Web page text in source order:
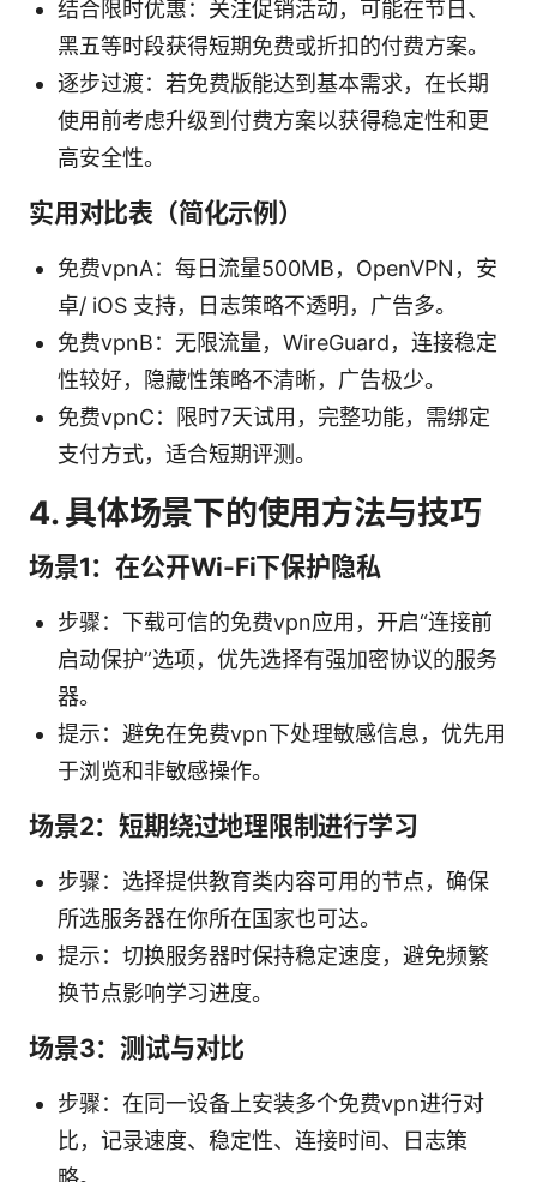
结合限时优惠：关注促销活动，可能在节日、
黑五等时段获得短期免费或折扣的付费方案。
逐步过渡：若免费版能达到基本需求，在长期
使用前考虑升级到付费方案以获得稳定性和更
高安全性。
实用对比表（简化示例）
免费vpnA：每日流量500MB，OpenVPN，安
卓/ iOS 支持，日志策略不透明，广告多。
免费vpnB：无限流量，WireGuard，连接稳定
性较好，隐藏性策略不清晰，广告极少。
免费vpnC：限时7天试用，完整功能，需绑定
支付方式，适合短期评测。
4. 具体场景下的使用方法与技巧
场景1：在公开Wi-Fi下保护隐私
步骤：下载可信的免费vpn应用，开启“连接前
启动保护”选项，优先选择有强加密协议的服务
器。
提示：避免在免费vpn下处理敏感信息，优先用
于浏览和非敏感操作。
场景2：短期绕过地理限制进行学习
步骤：选择提供教育类内容可用的节点，确保
所选服务器在你所在国家也可达。
提示：切换服务器时保持稳定速度，避免频繁
换节点影响学习进度。
场景3：测试与对比
步骤：在同一设备上安装多个免费vpn进行对
比，记录速度、稳定性、连接时间、日志策